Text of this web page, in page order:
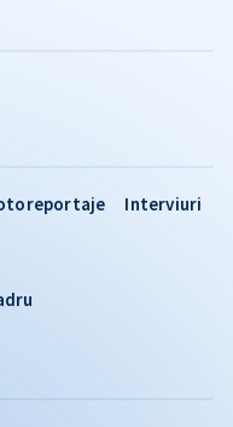
Interviuri